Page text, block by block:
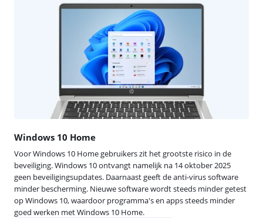
Windows 10 Home
Voor Windows 10 Home gebruikers zit het grootste risico in de
beveiliging. Windows 10 ontvangt namelijk na 14 oktober 2025
geen beveiligingsupdates. Daarnaast geeft de anti-virus software
minder bescherming. Nieuwe software wordt steeds minder getest
op Windows 10, waardoor programma's en apps steeds minder
goed werken met Windows 10 Home.